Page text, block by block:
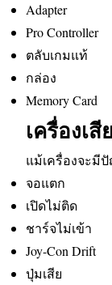
Adapter
Pro Controller
ตลับเกมแท้
กล่อง
Memory Card
เครื่องเ
แม้เครื่องจะมี
จอแตก
เปิดไม่ติด
ชาร์จไม่เข้า
Joy-Con Drift
ปุ่มเสีย